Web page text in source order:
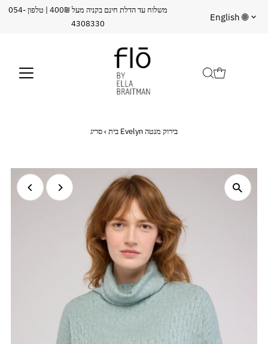
משלוח עד הדלת חינם בקניה מעל 400₪ | טלפון 054-
4308330
שפה
English 🌐
בית› סריג Evelyn בירוק מנטה